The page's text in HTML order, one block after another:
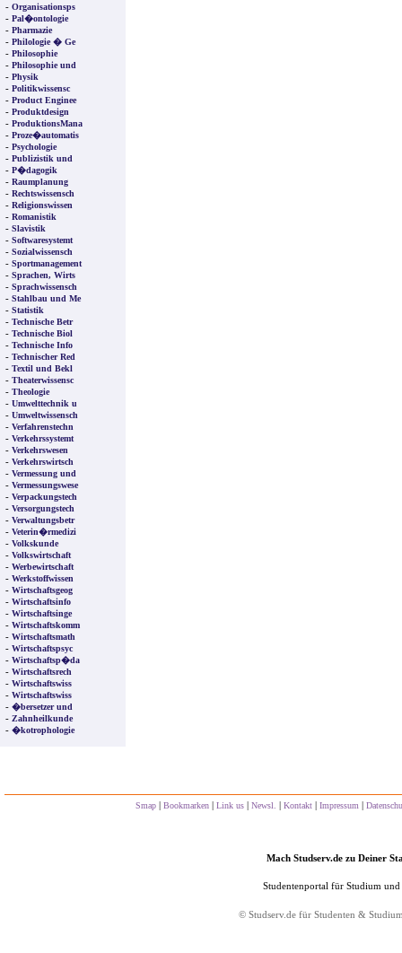
- Organisationsps
- Pal�ontologie
- Pharmazie
- Philologie � Ge
- Philosophie
- Philosophie und
- Physik
- Politikwissensc
- Product Enginee
- Produktdesign
- ProduktionsMana
- Proze�automatis
- Psychologie
- Publizistik und
- P�dagogik
- Raumplanung
- Rechtswissensch
- Religionswissen
- Romanistik
- Slavistik
- Softwaresystemt
- Sozialwissensch
- Sportmanagement
- Sprachen, Wirts
- Sprachwissensch
- Stahlbau und Me
- Statistik
- Technische Betr
- Technische Biol
- Technische Info
- Technischer Red
- Textil und Bekl
- Theaterwissensc
- Theologie
- Umwelttechnik u
- Umweltwissensch
- Verfahrenstechn
- Verkehrssystemt
- Verkehrswesen
- Verkehrswirtsch
- Vermessung und
- Vermessungswese
- Verpackungstech
- Versorgungstech
- Verwaltungsbetr
- Veterin�rmedizi
- Volkskunde
- Volkswirtschaft
- Werbewirtschaft
- Werkstoffwissen
- Wirtschaftsgeog
- Wirtschaftsinfo
- Wirtschaftsinge
- Wirtschaftskomm
- Wirtschaftsmath
- Wirtschaftspsyc
- Wirtschaftsp�da
- Wirtschaftsrech
- Wirtschaftswiss
- Wirtschaftswiss
- �bersetzer und
- Zahnheilkunde
- �kotrophologie
Smap | Bookmarken | Link us | Newsl. | Kontakt | Impressum |
Mach Studserv.de zu Deiner
Studentenportal für Studium
© Studserv.de für Studenten &